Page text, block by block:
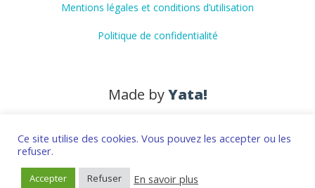
Mentions légales et conditions d’utilisation
Politique de confidentialité
Made byYata!
Ce site utilise des cookies. Vous pouvez les accepter ou les
refuser.
Accepter Refuser En savoir plus